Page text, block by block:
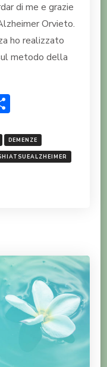
di me e grazie
Orvieto.
ho realizzato
metodo della
DEMENZE